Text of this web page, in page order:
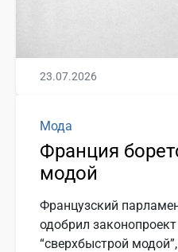
23.07.2026
Мода
Франция
модой
Французский
одобрил
“сверхбыстрой